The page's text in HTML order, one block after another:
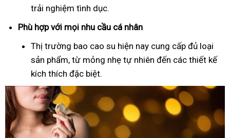
trải nghiệm tình dục.
Phù hợp với mọi nhu cầu cá nhân
Thị trường bao cao su hiện nay cung cấp đủ loại
sản phẩm, từ mỏng nhẹ tự nhiên đến các thiết kế
kích thích đặc biệt.